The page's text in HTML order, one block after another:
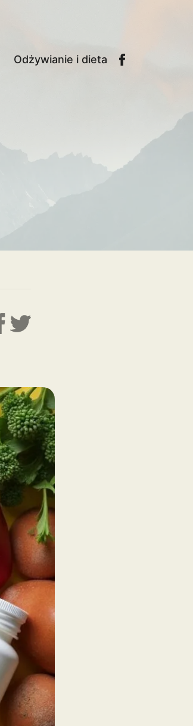
Odżywianie i dieta